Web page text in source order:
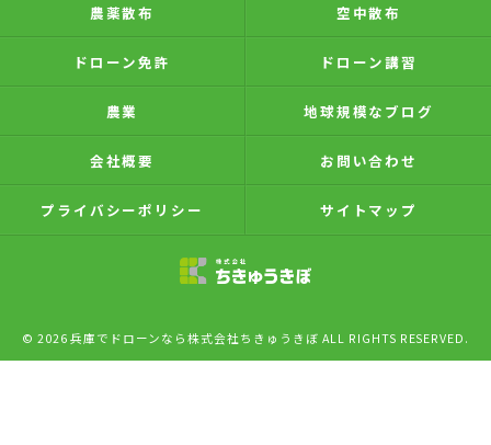
農薬散布 空中散布
ドローン免許 ドローン講習
農業 地球規模なブログ
会社概要 お問い合わせ
プライバシーポリシー サイトマップ
© 2026 兵庫でドローンなら株式会社ちきゅうきぼ ALL RIGHTS RESERVED.